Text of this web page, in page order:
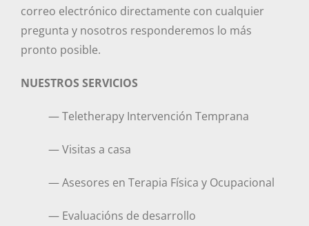
correo electrónico directamente con cualquier
pregunta y nosotros responderemos lo más
pronto posible.
NUESTROS SERVICIOS
— Teletherapy Intervención Temprana
— Visitas a casa
— Asesores en Terapia Física y Ocupacional
— Evaluacións de desarrollo